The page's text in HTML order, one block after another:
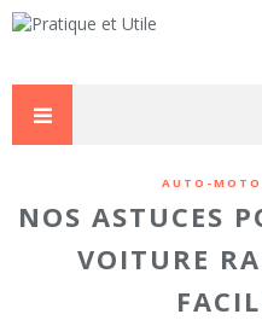
AUTO-MOTO
NOS ASTUCES
VOITURE